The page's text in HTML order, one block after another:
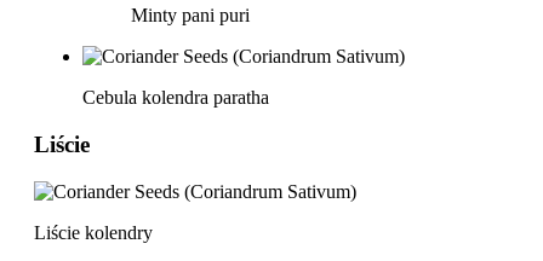
Minty pani puri
Cebula kolendra paratha
Liście
Liście kolendry